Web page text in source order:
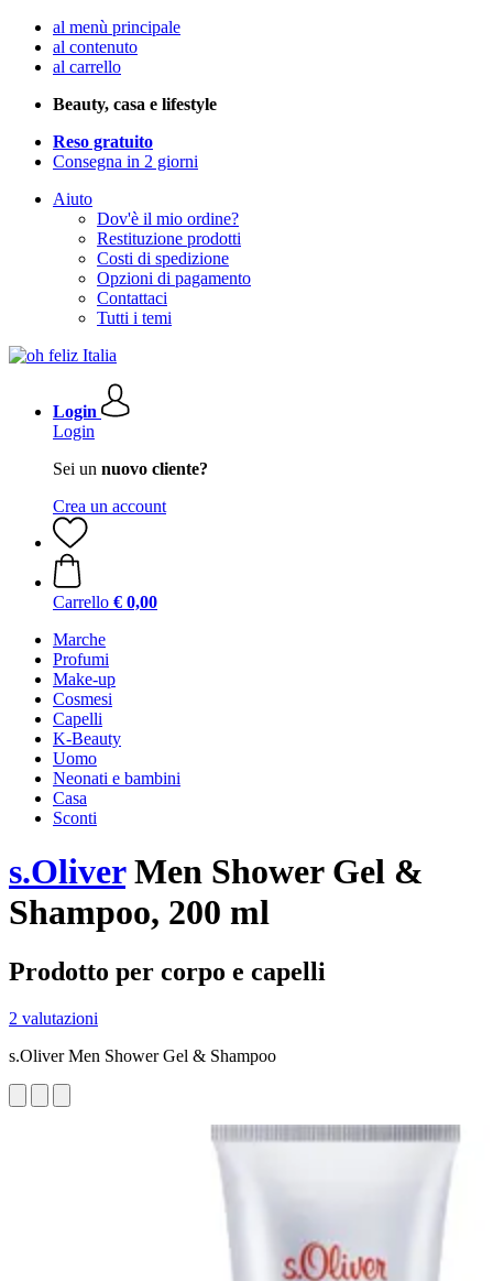
al menù principale
al contenuto
al carrello
Beauty, casa e lifestyle
Reso gratuito
Consegna in 2 giorni
Aiuto
Dov'è il mio ordine?
Restituzione prodotti
Costi di spedizione
Opzioni di pagamento
Contattaci
Tutti i temi
Login
Login
Sei un nuovo cliente?
Crea un account
Carrello € 0,00
Marche
Profumi
Make-up
Cosmesi
Capelli
K-Beauty
Uomo
Neonati e bambini
Casa
Sconti
s.OliverMen Shower Gel &
Shampoo, 200 ml
Prodotto per corpo e capelli
2 valutazioni
s.Oliver Men Shower Gel & Shampoo